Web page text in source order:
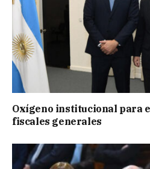
Oxígeno institucional para
fiscales generales